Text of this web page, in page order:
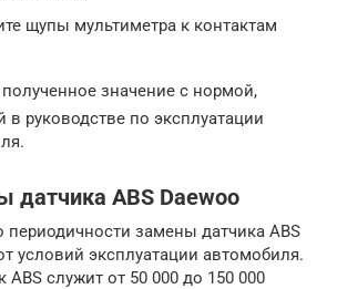
щупы мультиметра к контактам
значение с нормой,
в руководстве по эксплуатации
датчика ABS Daewoo
замены датчика ABS
условий эксплуатации автомобиля.
ABS служит от 50 000 до 150 000